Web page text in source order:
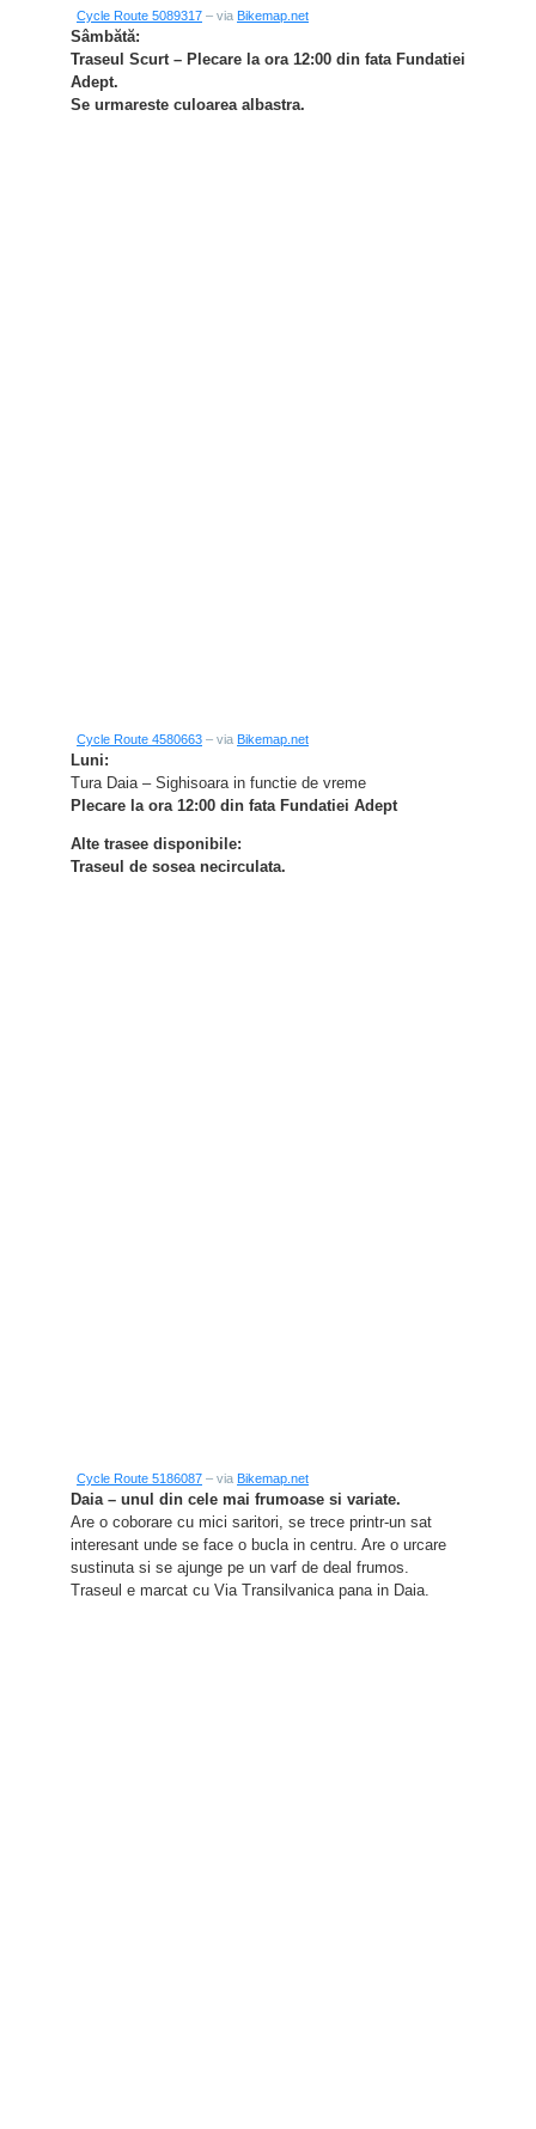
Cycle Route 5089317 – via Bikemap.net
Sâmbătă:
Traseul Scurt – Plecare la ora 12:00 din fata Fundatiei
Adept.
Se urmareste culoarea albastra.
Cycle Route 4580663 – via Bikemap.net
Luni:
Tura Daia – Sighisoara in functie de vreme
Plecare la ora 12:00 din fata Fundatiei Adept
Alte trasee disponibile:
Traseul de sosea necirculata.
Cycle Route 5186087 – via Bikemap.net
Daia – unul din cele mai frumoase si variate.
Are o coborare cu mici saritori, se trece printr-un sat
interesant unde se face o bucla in centru. Are o urcare
sustinuta si se ajunge pe un varf de deal frumos.
Traseul e marcat cu Via Transilvanica pana in Daia.